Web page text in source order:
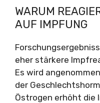
WARUM
AUF IMPFUNG
eher stärkere
Es wird
der
Östrogen erhöht die